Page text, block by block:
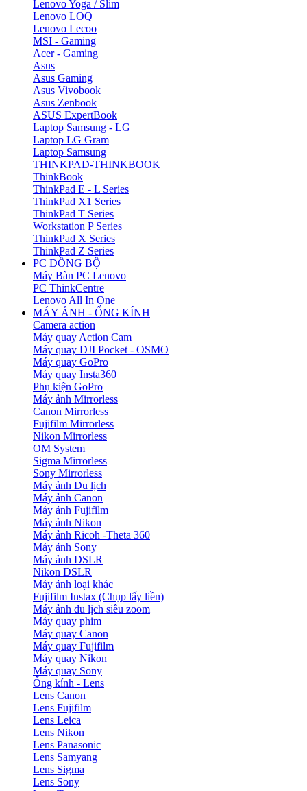
Lenovo Yoga / Slim
Lenovo LOQ
Lenovo Lecoo
MSI - Gaming
Acer - Gaming
Asus
Asus Gaming
Asus Vivobook
Asus Zenbook
ASUS ExpertBook
Laptop Samsung - LG
Laptop LG Gram
Laptop Samsung
THINKPAD-THINKBOOK
ThinkBook
ThinkPad E - L Series
ThinkPad X1 Series
ThinkPad T Series
Workstation P Series
ThinkPad X Series
ThinkPad Z Series
PC ĐỒNG BỘ
Máy Bàn PC Lenovo
PC ThinkCentre
Lenovo All In One
MÁY ẢNH - ỐNG KÍNH
Camera action
Máy quay Action Cam
Máy quay DJI Pocket - OSMO
Máy quay GoPro
Máy quay Insta360
Phụ kiện GoPro
Máy ảnh Mirrorless
Canon Mirrorless
Fujifilm Mirrorless
Nikon Mirrorless
OM System
Sigma Mirrorless
Sony Mirrorless
Máy ảnh Du lịch
Máy ảnh Canon
Máy ảnh Fujifilm
Máy ảnh Nikon
Máy ảnh Ricoh -Theta 360
Máy ảnh Sony
Máy ảnh DSLR
Nikon DSLR
Máy ảnh loại khác
Fujifilm Instax (Chụp lấy liền)
Máy ảnh du lịch siêu zoom
Máy quay phim
Máy quay Canon
Máy quay Fujifilm
Máy quay Nikon
Máy quay Sony
Ống kính - Lens
Lens Canon
Lens Fujifilm
Lens Leica
Lens Nikon
Lens Panasonic
Lens Samyang
Lens Sigma
Lens Sony